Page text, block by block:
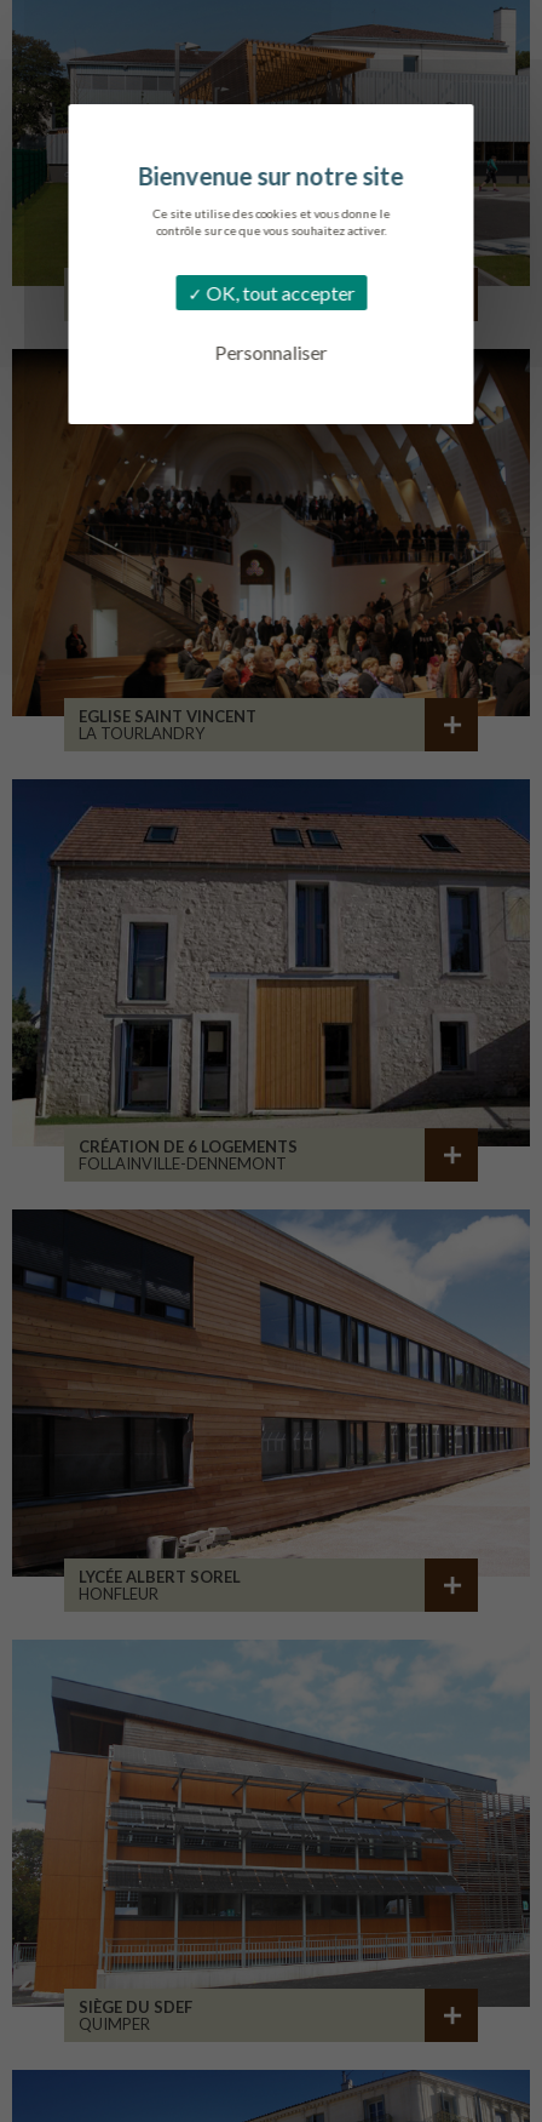
Ce site utilise des cookies et vous donne le
contrôle sur ce que vous souhaitez activer.
OK, tout accepter
Personnaliser
COLLÈGE MONTMORENCY
BOURBONNE-LES-BAINS
EGLISE SAINT VINCENT
LA TOURLANDRY
CRÉATION DE 6 LOGEMENTS
FOLLAINVILLE-DENNEMONT
LYCÉE ALBERT SOREL
HONFLEUR
SIÈGE DU SDEF
QUIMPER